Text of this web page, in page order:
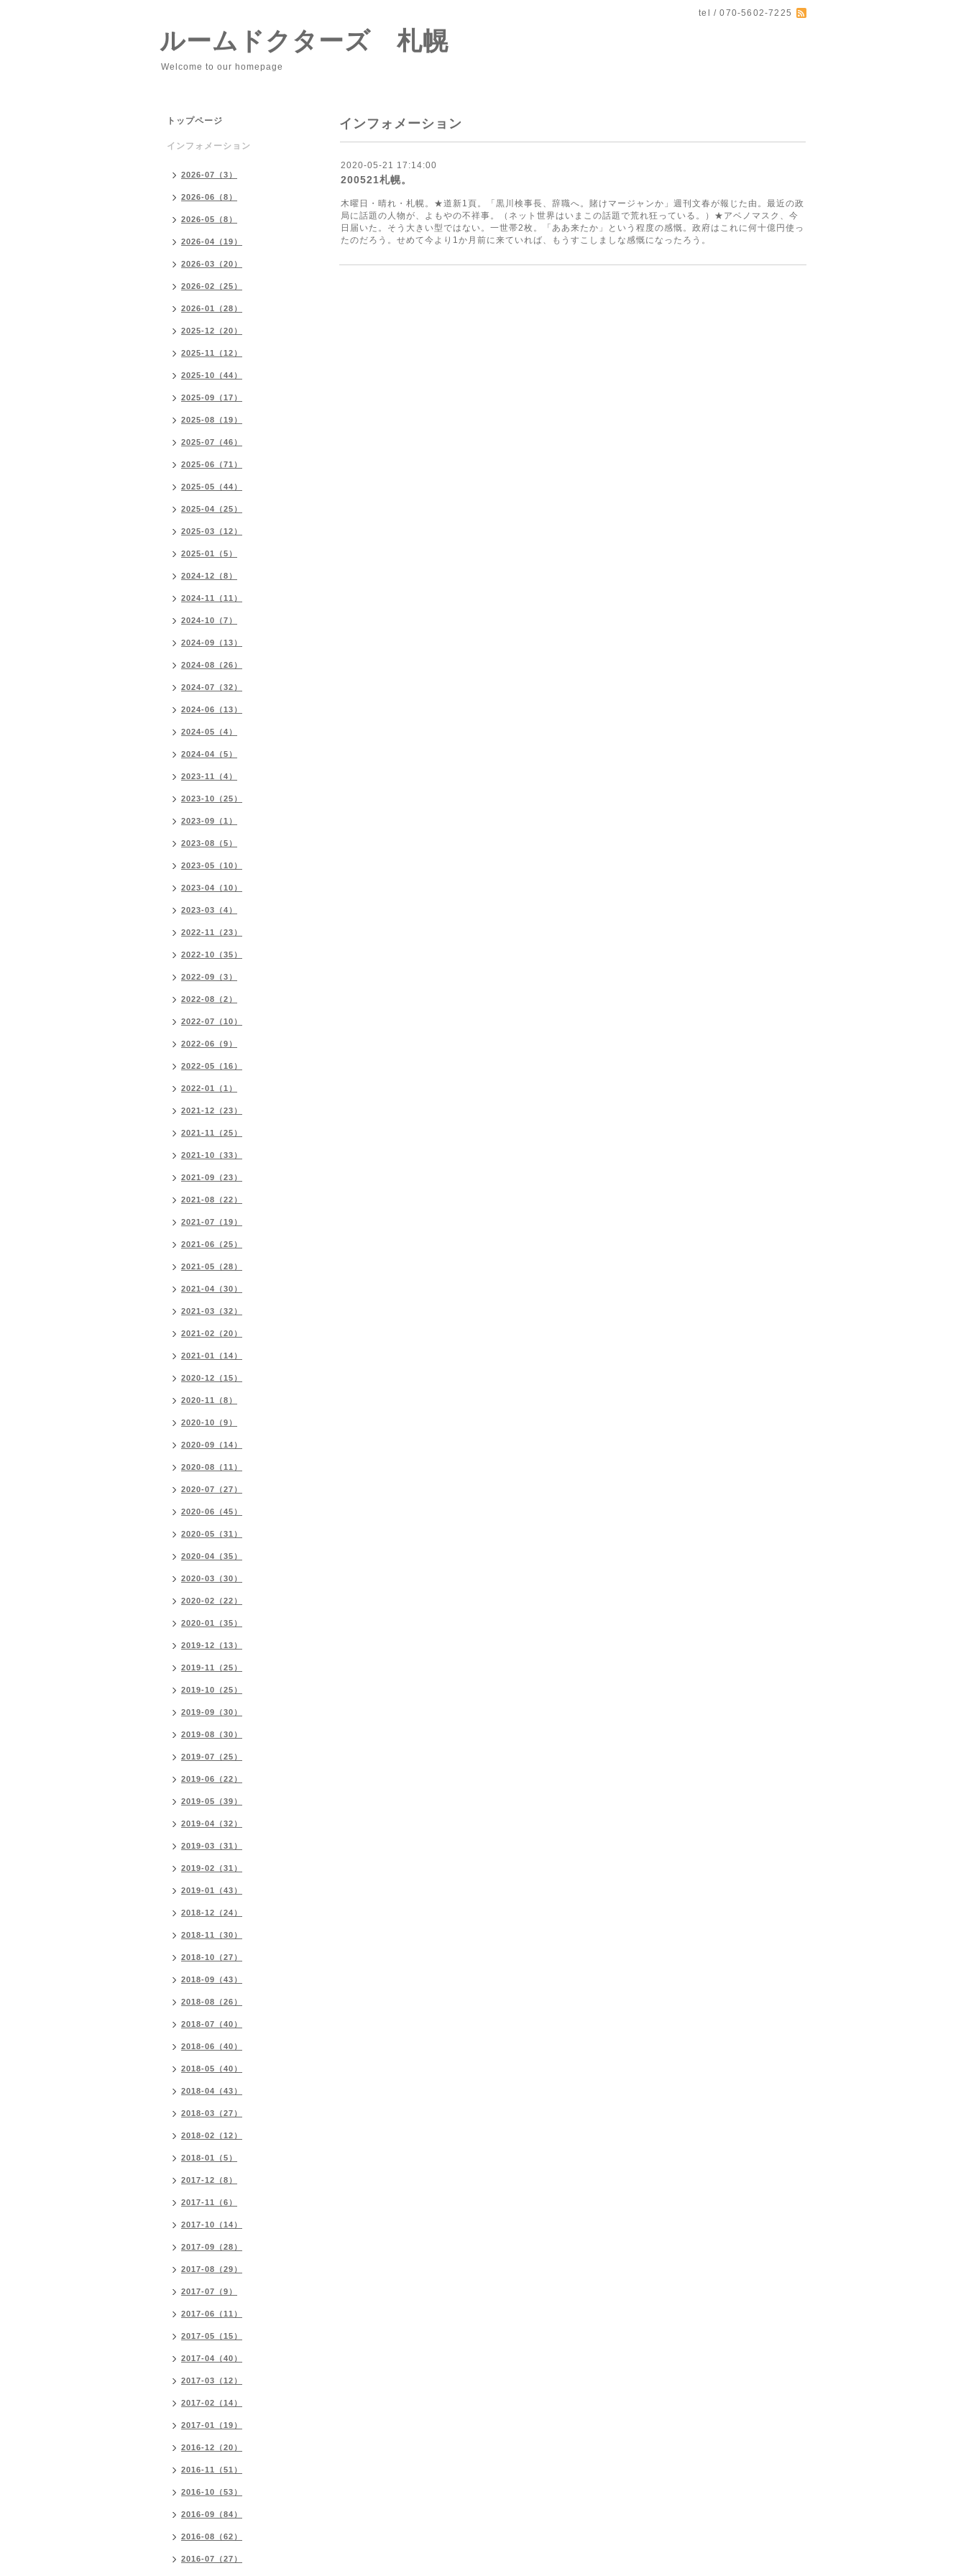
tel / 070-5602-7225
ルームドクターズ 札幌
Welcome to our homepage
インフォメーション
2020-05-21 17:14:00
200521札幌。
木曜日・晴れ・札幌。★道新1頁。「黒川検事長、辞職へ。賭けマージャンか」週刊文春が報じた由。最近の政
局に話題の人物が、よもやの不祥事。（ネット世界はいまこの話題で荒れ狂っている。）★アベノマスク、今
日届いた。そう大きい型ではない。一世帯2枚。「ああ来たか」という程度の感慨。政府はこれに何十億円使っ
たのだろう。せめて今より1か月前に来ていれば、もうすこしましな感慨になったろう。
トップページ
インフォメーション
2026-07（3）
2026-06（8）
2026-05（8）
2026-04（19）
2026-03（20）
2026-02（25）
2026-01（28）
2025-12（20）
2025-11（12）
2025-10（44）
2025-09（17）
2025-08（19）
2025-07（46）
2025-06（71）
2025-05（44）
2025-04（25）
2025-03（12）
2025-01（5）
2024-12（8）
2024-11（11）
2024-10（7）
2024-09（13）
2024-08（26）
2024-07（32）
2024-06（13）
2024-05（4）
2024-04（5）
2023-11（4）
2023-10（25）
2023-09（1）
2023-08（5）
2023-05（10）
2023-04（10）
2023-03（4）
2022-11（23）
2022-10（35）
2022-09（3）
2022-08（2）
2022-07（10）
2022-06（9）
2022-05（16）
2022-01（1）
2021-12（23）
2021-11（25）
2021-10（33）
2021-09（23）
2021-08（22）
2021-07（19）
2021-06（25）
2021-05（28）
2021-04（30）
2021-03（32）
2021-02（20）
2021-01（14）
2020-12（15）
2020-11（8）
2020-10（9）
2020-09（14）
2020-08（11）
2020-07（27）
2020-06（45）
2020-05（31）
2020-04（35）
2020-03（30）
2020-02（22）
2020-01（35）
2019-12（13）
2019-11（25）
2019-10（25）
2019-09（30）
2019-08（30）
2019-07（25）
2019-06（22）
2019-05（39）
2019-04（32）
2019-03（31）
2019-02（31）
2019-01（43）
2018-12（24）
2018-11（30）
2018-10（27）
2018-09（43）
2018-08（26）
2018-07（40）
2018-06（40）
2018-05（40）
2018-04（43）
2018-03（27）
2018-02（12）
2018-01（5）
2017-12（8）
2017-11（6）
2017-10（14）
2017-09（28）
2017-08（29）
2017-07（9）
2017-06（11）
2017-05（15）
2017-04（40）
2017-03（12）
2017-02（14）
2017-01（19）
2016-12（20）
2016-11（51）
2016-10（53）
2016-09（84）
2016-08（62）
2016-07（27）